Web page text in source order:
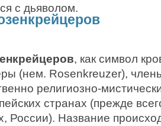
с дьяволом.
, как символ
(нем. Rosenkreuzer),
религиозно-
странах (прежде
России). Название